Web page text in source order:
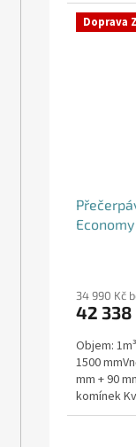
Doprava
34 990 Kč
42 338
Objem:
1500
mm + 90
komínek
stanice k...